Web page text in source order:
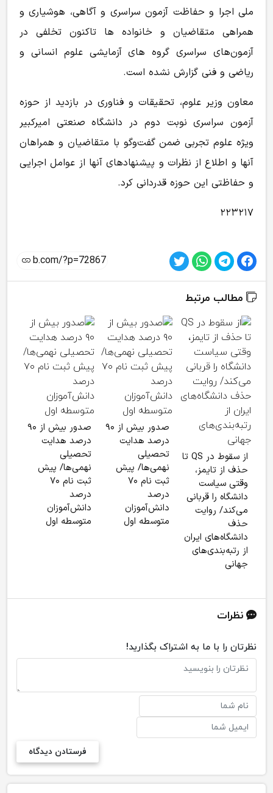
ملی اجرا و حفاظت آزمون سراسری و آگاهی، هوشیاری و
همراهی متقاضیان و خانواده ها تاکنون تخلفی در
آزمون‌های سراسری گروه های آزمایشی علوم انسانی و
ریاضی و فنی گزارش نشده است.
معاون وزیر علوم، تحقیقات و فناوری در بازدید از حوزه
آزمون سراسری نوبت دوم در دانشگاه صنعتی امیرکبیر
ویژه علوم تجربی ضمن گفت‌وگو با متقاضیان و همراهان
آنها و اطلاع از نظرات و پیشنهادهای آنها از عوامل اجرایی
و حفاظتی این حوزه قدردانی کرد.
۲۲۳۲۱۷
مطالب مرتبط
از سقوط در QS تا
حذف از تایمز،
وقتی سیاست
دانشگاه را قربانی
می‌کند/ روایت
حذف
دانشگاه‌های ایران
از رتبه‌بندی‌های
جهانی
صدور بیش از ۹۰
درصد هدایت
تحصیلی
نهمی‌ها/ پیش
ثبت نام ۷۰
درصد
دانش‌آموزان
متوسطه اول
صدور بیش از ۹۰
درصد هدایت
تحصیلی
نهمی‌ها/ پیش
ثبت نام ۷۰
درصد
دانش‌آموزان
متوسطه اول
نظرات
نظرتان را با ما به اشتراک بگذارید!